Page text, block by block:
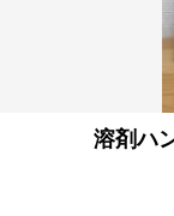
溶剤ハ